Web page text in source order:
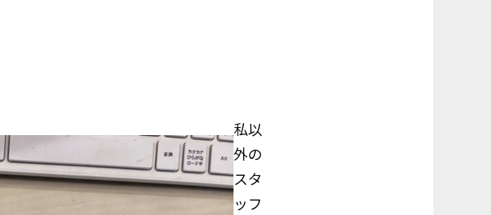
私以
外の
スタ
ッフ